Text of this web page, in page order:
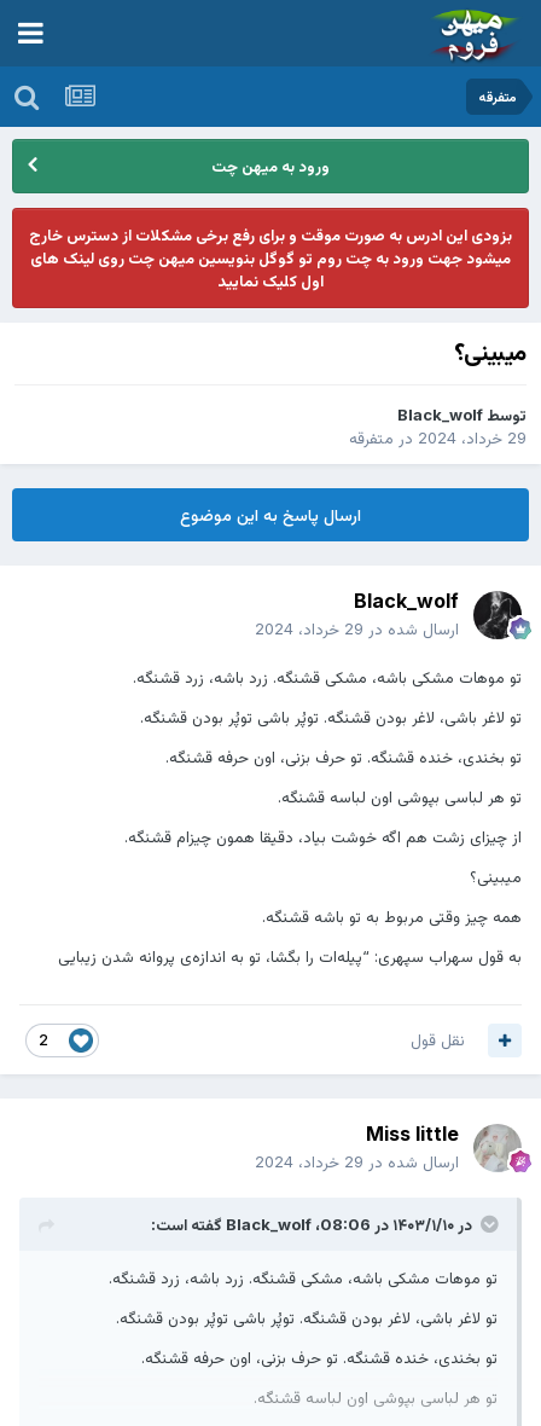
متفرقه
ورود به میهن چت
بزودی این ادرس به صورت موقت و برای رفع برخی مشکلات از دسترس خارج
میشود جهت ورود به چت روم تو گوگل بنویسین میهن چت روی لینک های
اول کلیک نمایید
میبینی؟
توسط Black_wolf
29 خرداد، 2024
در متفرقه
ارسال پاسخ به این موضوع
Black_wolf
ارسال شده در 29 خرداد، 2024
تو موهات مشکی باشه، مشکی قشنگه. زرد باشه، زرد قشنگه.
تو لاغر باشی، لاغر بودن قشنگه. توپُر باشی توپُر بودن قشنگه.
تو بخندی، خنده قشنگه. تو حرف بزنی، اون حرفه قشنگه.
تو هر لباسی بپوشی اون لباسه قشنگه.
از چیزای زشت هم اگه خوشت بیاد، دقیقا همون چیزام قشنگه.
میبینی؟
همه چیز وقتی مربوط به تو باشه قشنگه.
به قول سهراب سپهری: “پیله‌ات را بگشا، تو به اندازه‌ی پروانه شدن زیبایی
2 نقل قول
Miss little
ارسال شده در 29 خرداد، 2024
در ۱۴۰۳/۱/۱۰ در 08:06، Black_wolfگفته است:
تو موهات مشکی باشه، مشکی قشنگه. زرد باشه، زرد قشنگه.
تو لاغر باشی، لاغر بودن قشنگه. توپُر باشی توپُر بودن قشنگه.
تو بخندی، خنده قشنگه. تو حرف بزنی، اون حرفه قشنگه.
تو هر لباسی بپوشی اون لباسه قشنگه.